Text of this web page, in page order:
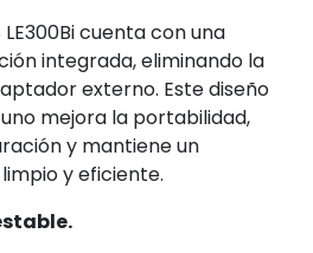
LE300Bi cuenta con una
integrada, eliminando la
externo. Este diseño
mejora la portabilidad,
y mantiene un
y eficiente.